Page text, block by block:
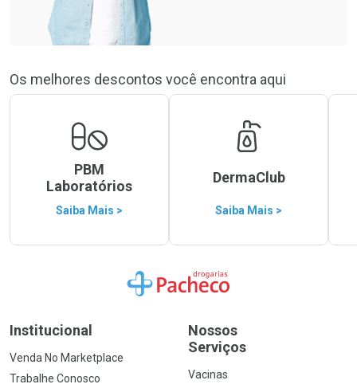
Os melhores descontos você encontra aqui
PBM
Laboratórios
Saiba Mais >
DermaClub
Saiba Mais >
Ir para a Home
Institucional
Venda No Marketplace
Trabalhe Conosco
Nossos
Serviços
Vacinas